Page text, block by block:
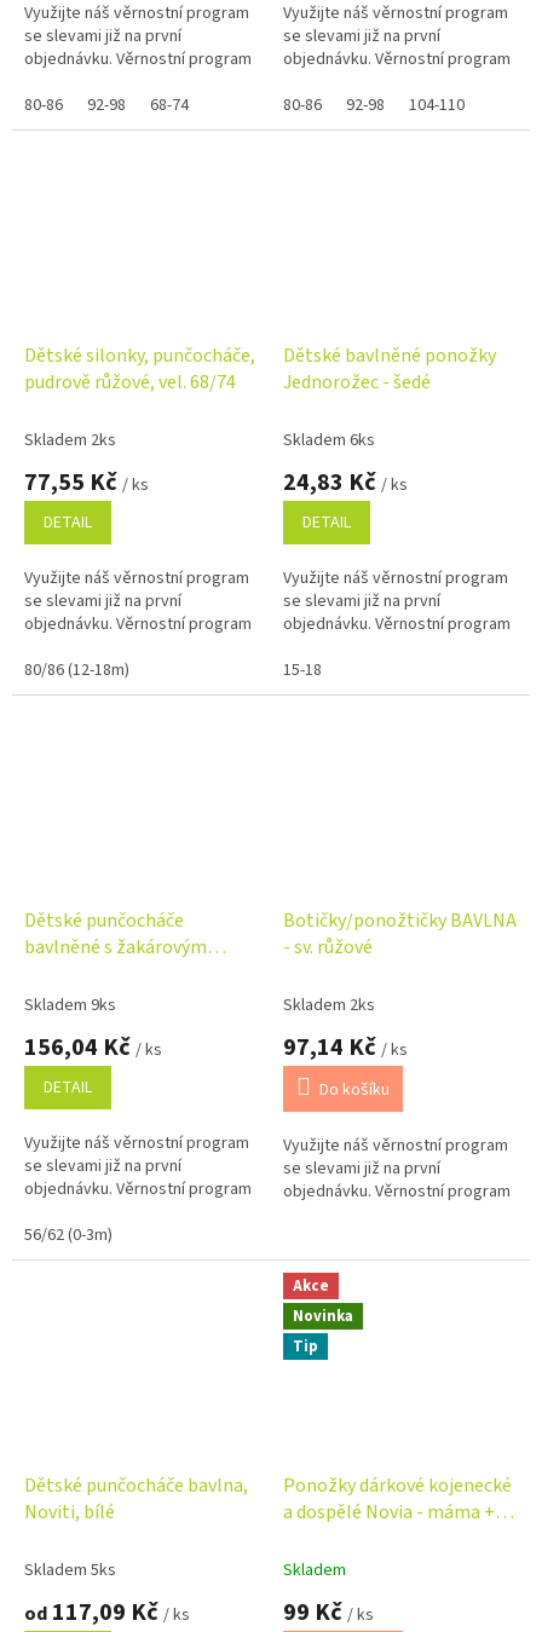
Využijte náš věrnostní program
se slevami již na první
objednávku. Věrnostní program
80-86
92-98 68-74
Využijte náš věrnostní program
se slevami již na první
objednávku. Věrnostní program
80-86
92-98 104-110
Dětské silonky, punčocháče,
pudrově růžové, vel. 68/74
Skladem 2ks
77,55 Kč / ks
DETAIL
Využijte náš věrnostní program
se slevami již na první
objednávku. Věrnostní program
80/86 (12-18m)
Dětské bavlněné ponožky
Jednorožec - šedé
Skladem 6ks
24,83 Kč / ks
DETAIL
Využijte náš věrnostní program
se slevami již na první
objednávku. Věrnostní program
15-18
Dětské punčocháče
bavlněné s žakárovým
Skladem 9ks
156,04 Kč / ks
DETAIL
Využijte náš věrnostní program
se slevami již na první
objednávku. Věrnostní program
56/62 (0-3m)
Botičky/ponožtičky BAVLNA
- sv. růžové
Skladem 2ks
97,14 Kč / ks
Do košíku
Využijte náš věrnostní program
se slevami již na první
objednávku. Věrnostní program
Dětské punčocháče bavlna,
Noviti, bílé
Skladem 5ks
od 117,09 Kč / ks
Akce
Novinka
Tip
Ponožky dárkové kojenecké
a dospělé Novia - máma +
Skladem
99 Kč / ks